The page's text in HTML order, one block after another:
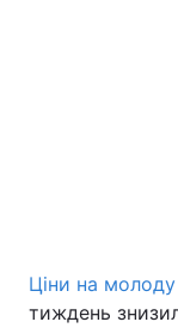
Ціни на
тиждень